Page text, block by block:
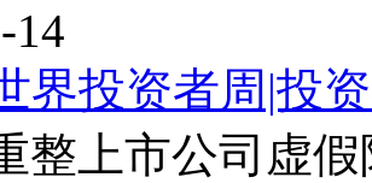
14
界投资者周|投
整上市公司虚